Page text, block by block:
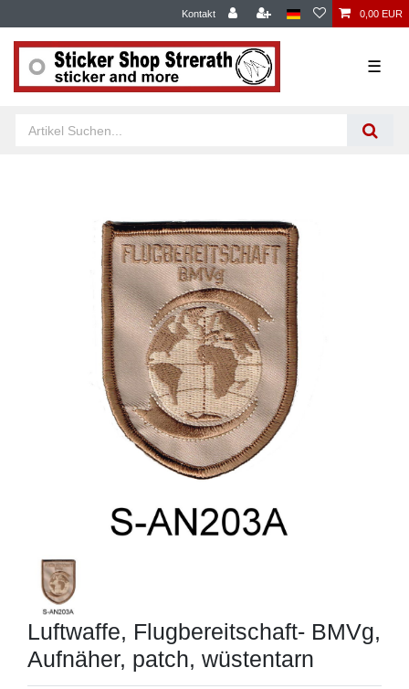
Kontakt 0,00 EUR
☰
Luftwaffe, Flugbereitschaft- BMVg,
Aufnäher, patch, wüstentarn